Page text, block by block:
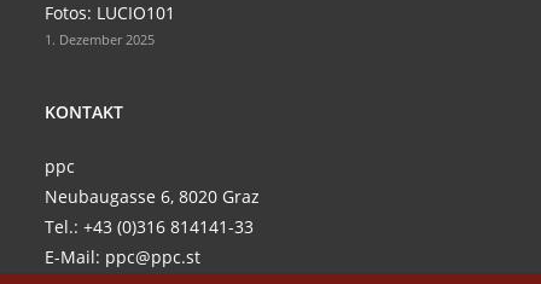
Fotos: LUCIO101
1. Dezember 2025
KONTAKT
ppc
Neubaugasse 6, 8020 Graz
Tel.:+43 (0)316 814141-33
E-Mail: ppc@ppc.st